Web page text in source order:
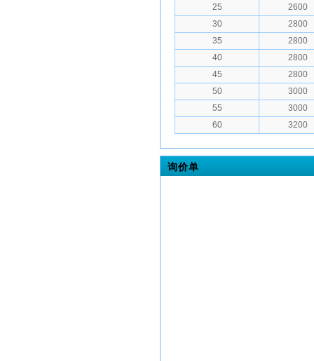
25
2600
30
2800
35
2800
40
2800
45
2800
50
3000
55
3000
60
3200
询价单